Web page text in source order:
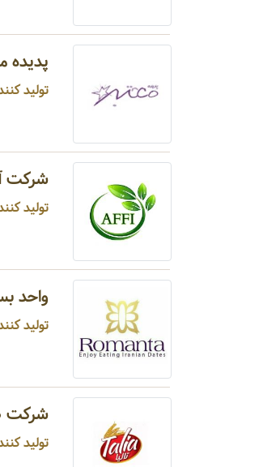
پدیده
تولید
شرکت
تولید کننده خشکبار و میوه خشک
واحد
تولید
شرکت
تولید